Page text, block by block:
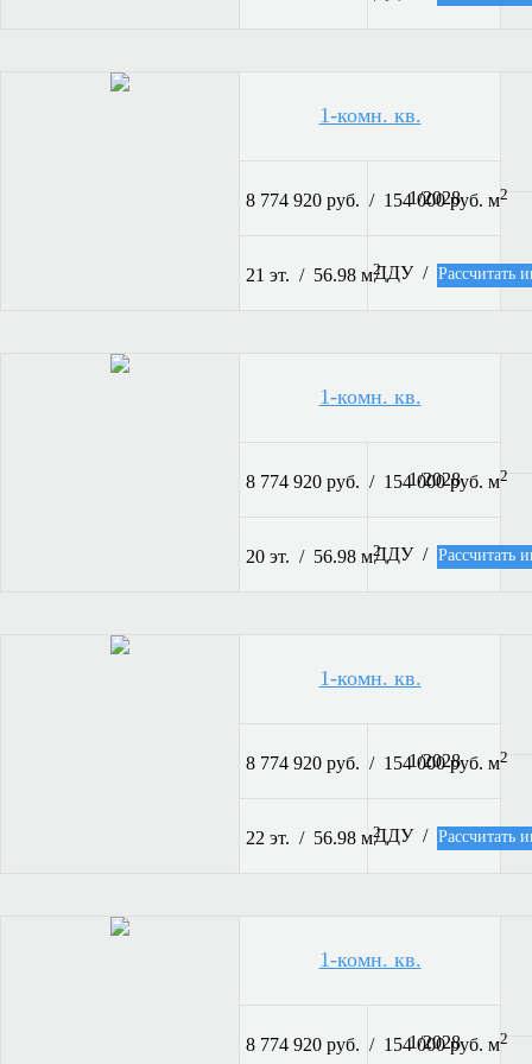
1-комн. кв.
8 774 920 руб. / 154 000 руб. м2
1/2028
21 эт. / 56.98 м2
ДДУ / Рассчитать
1-комн. кв.
8 774 920 руб. / 154 000 руб. м2
1/2028
20 эт. / 56.98 м2
ДДУ / Рассчитать
1-комн. кв.
8 774 920 руб. / 154 000 руб. м2
1/2028
22 эт. / 56.98 м2
ДДУ / Рассчитать
1-комн. кв.
8 774 920 руб. / 154 000 руб. м2
1/2028